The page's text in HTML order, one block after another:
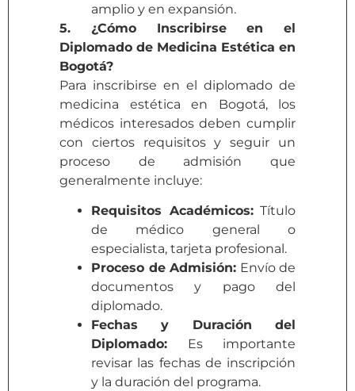
amplio y en expansión.
5. ¿Cómo Inscribirse en el
Diplomado de Medicina Estética en
Bogotá?
Para inscribirse en el diplomado de
medicina estética en Bogotá, los
médicos interesados deben cumplir
con ciertos requisitos y seguir un
proceso de admisión que
generalmente incluye:
Requisitos Académicos:Título
de médico general o
especialista, tarjeta profesional.
Proceso de Admisión: Envío de
documentos y pago del
diplomado.
Fechas y Duración del
Diplomado: Es importante
revisar las fechas de inscripción
y la duración del programa.